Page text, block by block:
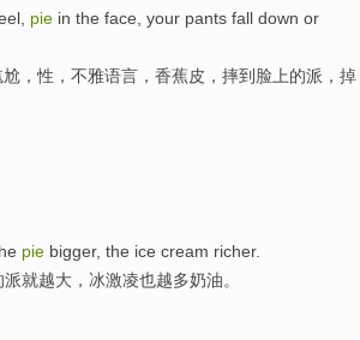
pie in the face, your pants fall down or
，性，不雅语言，香蕉皮，摔到脸上的派，掉
pie bigger, the ice cream richer.
就越大，冰激凌也越多奶油。